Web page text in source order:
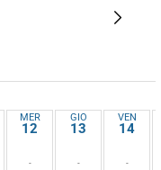
MER
12
-
GIO
13
-
VEN
14
-